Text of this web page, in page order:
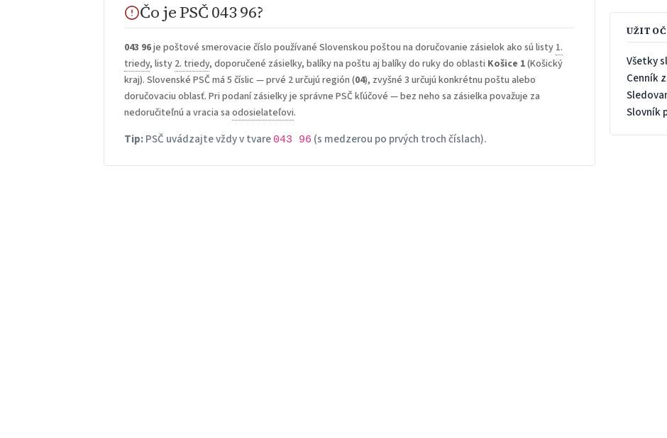
Čo je PSČ 043 96?
043 96je poštové smerovacie číslo používané Slovenskou poštou na doručovanie zásielok ako sú listy 1.
triedy, listy 2. triedy, doporučené zásielky, balíky na poštu aj balíky do ruky do oblasti Košice 1(Košický
kraj). Slovenské PSČ má 5 číslic — prvé 2 určujú región (04), zvyšné 3 určujú konkrétnu poštu alebo
doručovaciu oblasť. Pri podaní zásielky je správne PSČ kľúčové — bez neho sa zásielka považuje za
nedoručiteľnú a vracia saodosielateľovi.
Tip:PSČ uvádzajte vždy v tvare 043 96 (s medzerou po prvých troch číslach).
Všetky
Cenník
Slovník